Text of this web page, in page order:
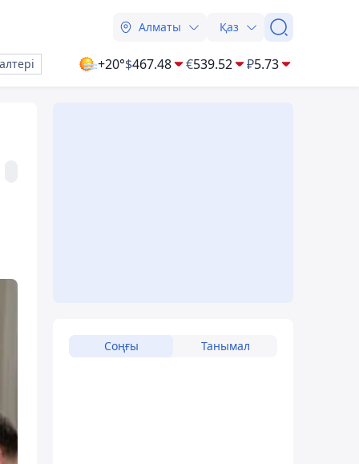
Алматы Қаз
+20°$467.48 €539.52 ₽5.73
Соңғы Танымал